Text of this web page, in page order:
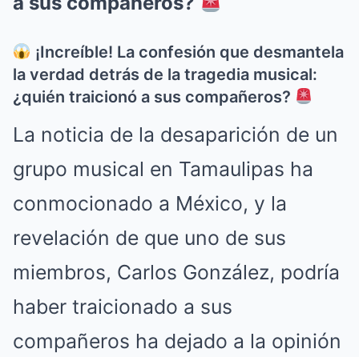
¡Increíble! La confesión que desmantela
la verdad detrás de la tragedia musical:
¿quién traicionó a sus compañeros?
La noticia de la desaparición de un
grupo musical en Tamaulipas ha
conmocionado a México, y la
revelación de que uno de sus
miembros, Carlos González, podría
haber traicionado a sus
compañeros ha dejado a la opinión